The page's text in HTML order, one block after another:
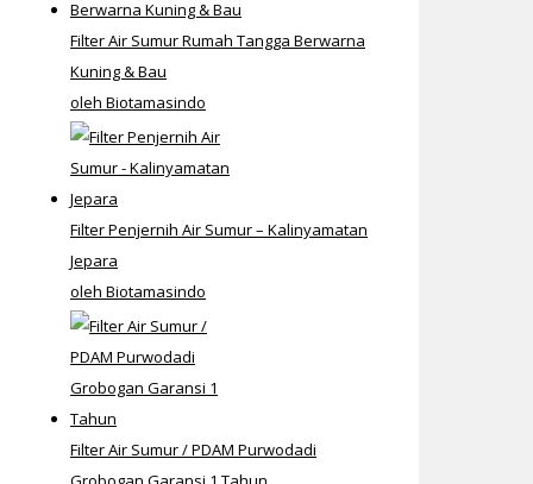
Filter Air Sumur Rumah Tangga Berwarna
Kuning & Bau
oleh Biotamasindo
Filter Penjernih Air Sumur – Kalinyamatan
Jepara
oleh Biotamasindo
Filter Air Sumur / PDAM Purwodadi